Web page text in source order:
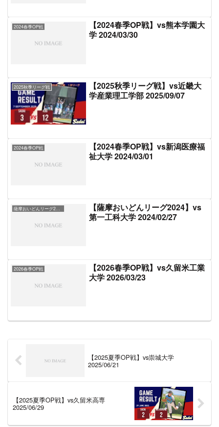
2024春季OP戦
【2024春季OP戦】vs熊本学園大
学 2024/03/30
2025秋季リーグ戦
【2025秋季リーグ戦】vs近畿大
学産業理工学部 2025/09/07
2024春季OP戦
【2024春季OP戦】vs新潟医療福
祉大学 2024/03/01
薩摩おいどんリーグ2024
【薩摩おいどんリーグ2024】vs
第一工科大学 2024/02/27
2026春季OP戦
【2026春季OP戦】vs久留米工業
大学 2026/03/23
【2025夏季OP戦】vs崇城大学
2025/06/21
【2025夏季OP戦】vs久留米高専
2025/06/29